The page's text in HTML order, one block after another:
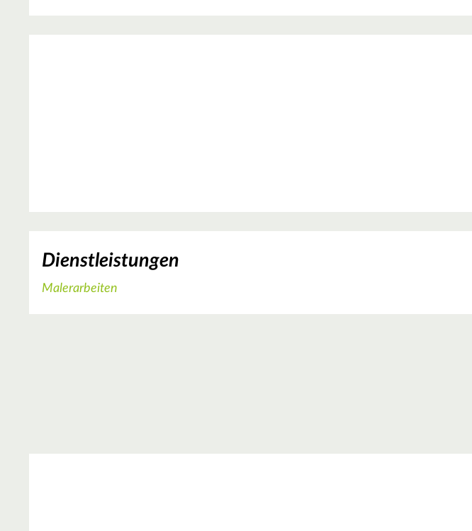
Dienstleistungen
Malerarbeiten